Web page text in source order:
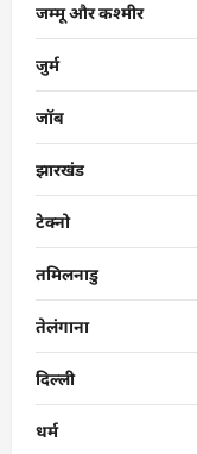
जम्मू और कश्मीर
जुर्म
जॉब
झारखंड
टेक्नो
तमिलनाडु
तेलंगाना
दिल्ली
धर्म